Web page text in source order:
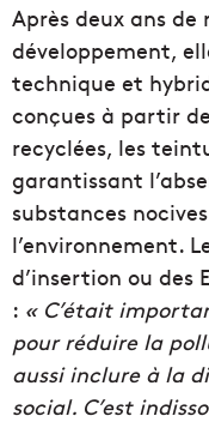
Après deux ans de
développement,
technique et
conçues à partir
recyclées, les
garantissant
substances
l’environnement.
d’insertion ou des
: « C’était
pour réduire la
aussi inclure à la
social. C’est